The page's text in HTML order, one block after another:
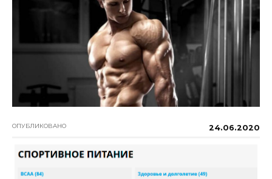
ОПУБЛИКОВАНО 24.06.2020